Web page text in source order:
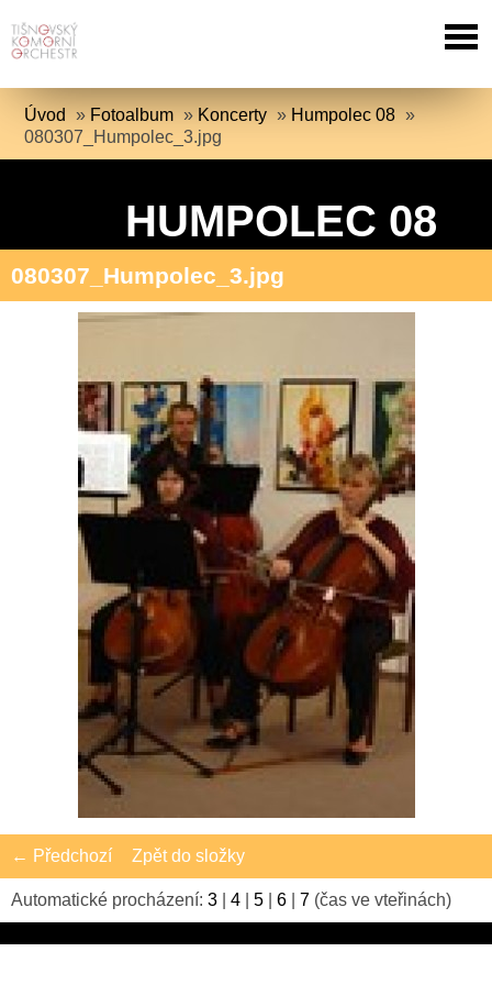
Úvod » Fotoalbum » Koncerty » Humpolec 08 »
080307_Humpolec_3.jpg
HUMPOLEC 08
080307_Humpolec_3.jpg
← Předchozí Zpět do složky
Automatické procházení: 3 4 5 6 7 (čas ve vteřinách)